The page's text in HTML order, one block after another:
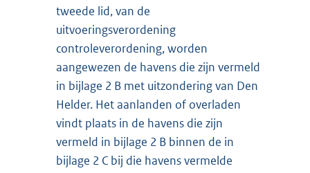
tweede lid, van de
uitvoeringsverordening
controleverordening, worden
aangewezen de havens die zijn vermeld
in bijlage 2 B met uitzondering van Den
Helder. Het aanlanden of overladen
vindt plaats in de havens die zijn
vermeld in bijlage 2 B binnen de in
bijlage 2 C bij die havens vermelde